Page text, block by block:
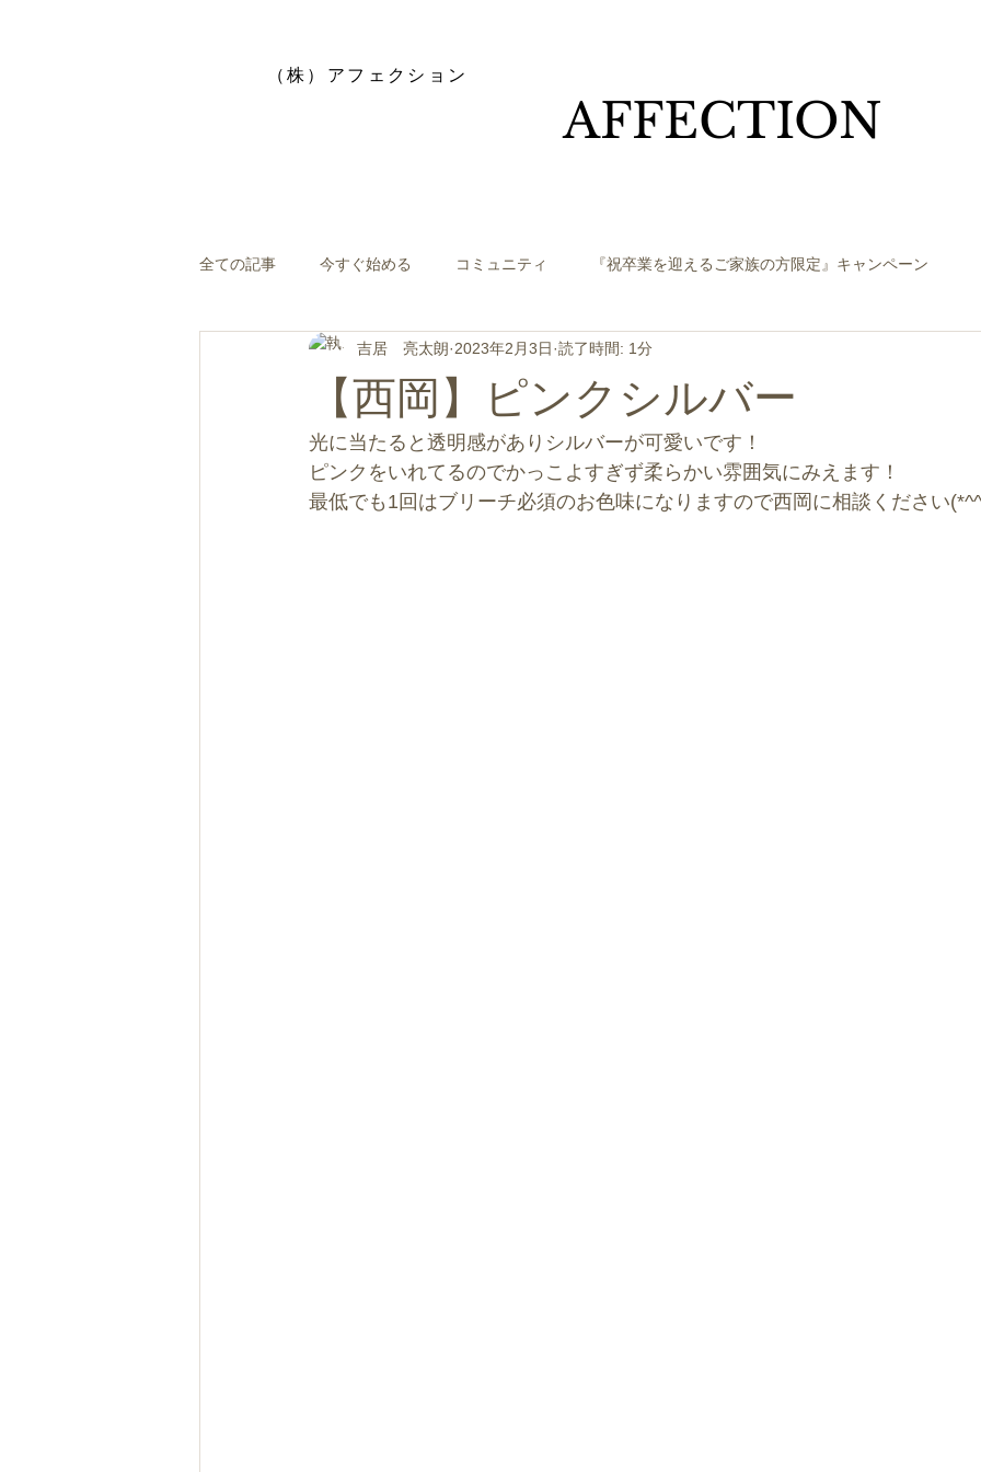
​（株）アフェクション
​AFFECTION
全ての記事 今すぐ始める コミュニティ 『祝卒業を迎えるご家族の方限定』キャンペーン
【西岡】ピンクシルバー
吉居 亮太朗 2023年2月3日 読了時間: 1分
光に当たると透明感がありシルバーが可愛いです！
ピンクをいれてるのでかっこよすぎず柔らかい雰囲気にみえます！
最低でも1回はブリーチ必須のお色味になりますので西岡に相談ください